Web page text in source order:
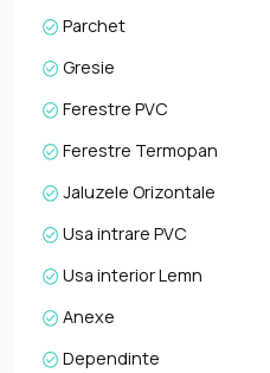
Parchet
Gresie
Ferestre PVC
Ferestre Termopan
Jaluzele Orizontale
Usa intrare PVC
Usa interior Lemn
Anexe
Dependinte